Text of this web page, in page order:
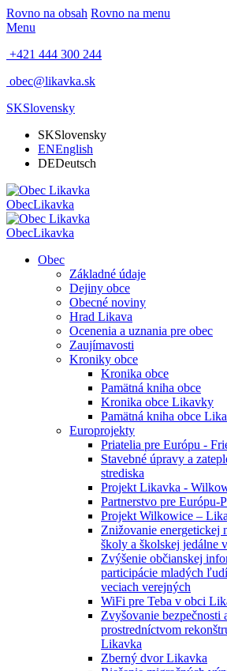
Rovno na obsah Rovno na menu
Menu
+421 444 300 244
obec@likavka.sk
SKSlovensky
SKSlovensky
ENEnglish
DEDeutsch
ObecLikavka
ObecLikavka
Obec
Základné údaje
Dejiny obce
Obecné noviny
Hrad Likava
Ocenenia a uznania pre obec
Zaujímavosti
Kroniky obce
Kronika obce
Pamätná kniha obce
Kronika obce Likavky
Pamätná kniha obce
Europrojekty
Priatelia pre Európu -
Stavebné úpravy a
strediska
Projekt Likavka -
Partnerstvo pre Európu-
Projekt Wilkowice –
Znižovanie energetickej
školy a školskej jedálne
Zvýšenie občianskej
participácie mladých
veciach verejných
WiFi pre Teba v obci
Zvyšovanie bezpečnosti
prostredníctvom
Likavka
Zberný dvor Likavka